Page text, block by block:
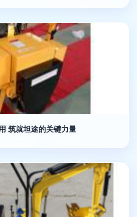
筑就坦途的关键力量